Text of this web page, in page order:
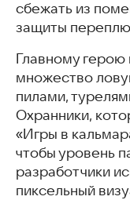
сбежать из
защиты
Главному
множество
пилами,
Охранники,
«Игры в
чтобы уровень
разработчики
пиксельный